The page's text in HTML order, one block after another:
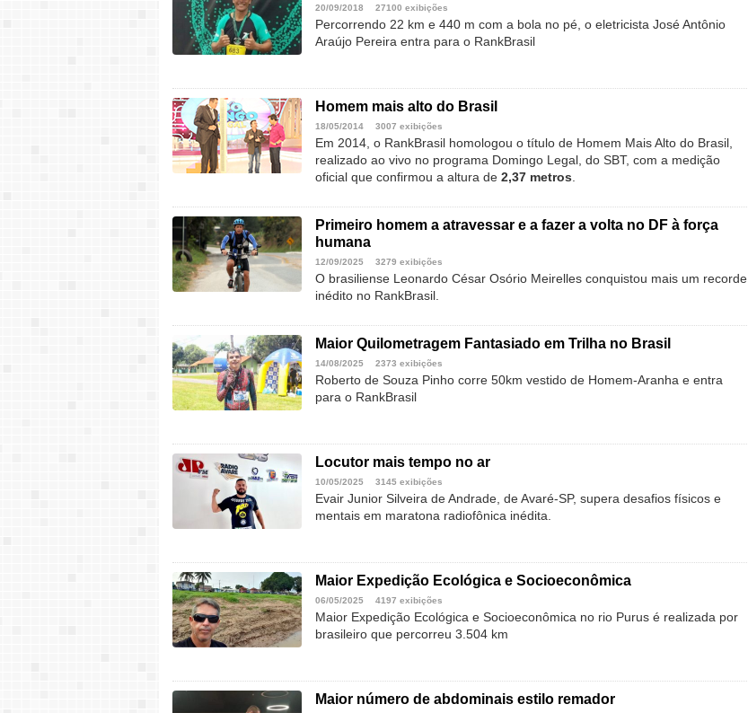
20/09/2018 27100 exibições
Percorrendo 22 km e 440 m com a bola no pé, o eletricista José Antônio
Araújo Pereira entra para o RankBrasil
Homem mais alto do Brasil
18/05/2014 3007 exibições
Em 2014, o RankBrasil homologou o título de Homem Mais Alto do Brasil,
realizado ao vivo no programa Domingo Legal, do SBT, com a medição
oficial que confirmou a altura de 2,37 metros.
Primeiro homem a atravessar e a fazer a volta no DF à força
humana
12/09/2025 3279 exibições
O brasiliense Leonardo César Osório Meirelles conquistou mais um recorde
inédito no RankBrasil.
Maior Quilometragem Fantasiado em Trilha no Brasil
14/08/2025 2373 exibições
Roberto de Souza Pinho corre 50km vestido de Homem-Aranha e entra
para o RankBrasil
Locutor mais tempo no ar
10/05/2025 3145 exibições
Evair Junior Silveira de Andrade, de Avaré-SP, supera desafios físicos e
mentais em maratona radiofônica inédita.
Maior Expedição Ecológica e Socioeconômica
06/05/2025 4197 exibições
Maior Expedição Ecológica e Socioeconômica no rio Purus é realizada por
brasileiro que percorreu 3.504 km
Maior número de abdominais estilo remador